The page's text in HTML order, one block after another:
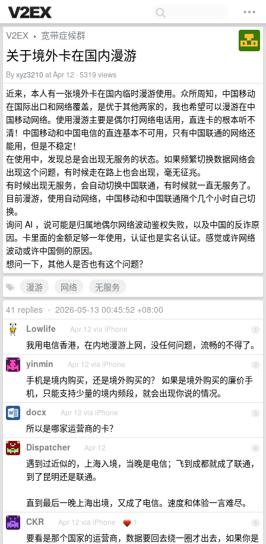
V2EX › 宽带症候群
关于境外卡在国内漫游
Byxyz3210at Apr 12 · 5319 views
近来，本人有一张境外卡在国内临时漫游使用。众所周知，中国移动
在国际出口和网络覆盖，是优于其他两家的，我也希望可以漫游在中
国移动网络。使用漫游主要是偶尔打网络电话用，直连卡的根本听不
清！中国移动和中国电信的直连基本不可用，只有中国联通的网络还
能用，但是不稳定！
在使用中，发现总是会出现无服务的状态。如果频繁切换数据网络会
出现这个问题，有时候走在路上也会出现，毫无征兆。
有时候出现无服务，会自动切换中国联通，有时候就一直无服务了。
目前漫游，使用自动网络，中国移动和中国联通隔个几个小时自己切
换。
询问 AI ，说可能是归属地偶尔网络波动鉴权失败，以及中国的反诈原
因。卡里面的金额足够一年使用，认证也是实名认证。感觉或许网络
波动或许中国侧的原因。
想问一下，其他人是否也有这个问题？
漫游
网络
无服务
41 replies • 2026-05-13 00:45:52 +08:00
1
Lowlife Apr 12 via iPhone
我用电信香港，在内地漫游上网，没任何问题，流畅的不得了。
2
yinmin Apr 12 via iPhone
手机是境内购买，还是境外购买的？ 如果是境外购买的廉价手
机，只能支持少量的境内频段，就会出现你说的情况。
3
docx Apr 12 via iPhone
所以是哪家运营商的卡？
4
Dispatcher Apr 12
遇到过近似的，上海入境，当晚是电信；飞到成都就成了联通，
到了昆明还是联通。
直到最后一晚上海出境，又成了电信。速度和体验一言难尽。
5
CKR Apr 12 via iPhone 1
要看是那个国家的运营商，数据要回去绕一圈才出去，如果你是